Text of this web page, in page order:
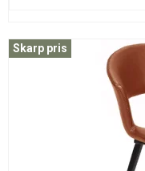
Skarp pris